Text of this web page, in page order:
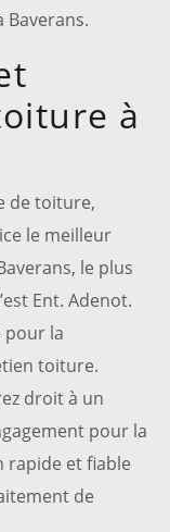
à
de toiture,
le meilleur
le plus
Ent. Adenot.
pour la
toiture.
droit à un
pour la
rapide et fiable
de